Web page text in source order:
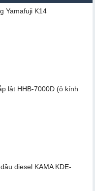
Yamafuji K14
lật HHB-7000D (ô kính
diesel KAMA KDE-